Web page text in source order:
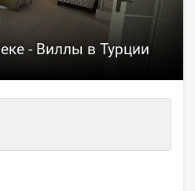
- Виллы в Турции